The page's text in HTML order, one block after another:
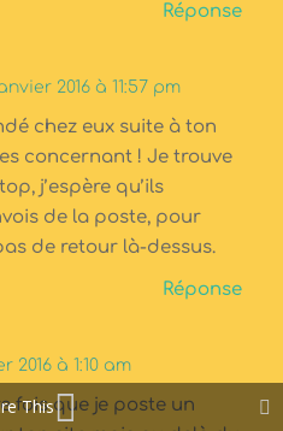
Réponse
2016 à 11:57 pm
chez eux suite à ton
concernant ! Je trouve
j’espère qu’ils
de la poste, pour
de retour là-dessus.
Réponse
2016 à 1:10 am
fois que je poste un
This